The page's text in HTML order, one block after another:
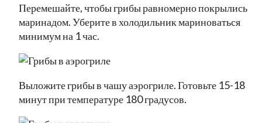
Перемешайте, чтобы грибы равномерно покрылись
маринадом. Уберите в холодильник мариноваться
минимум на 1 час.
Выложите грибы в чашу аэрогриле. Готовьте 15-18
минут при температуре 180 градусов.